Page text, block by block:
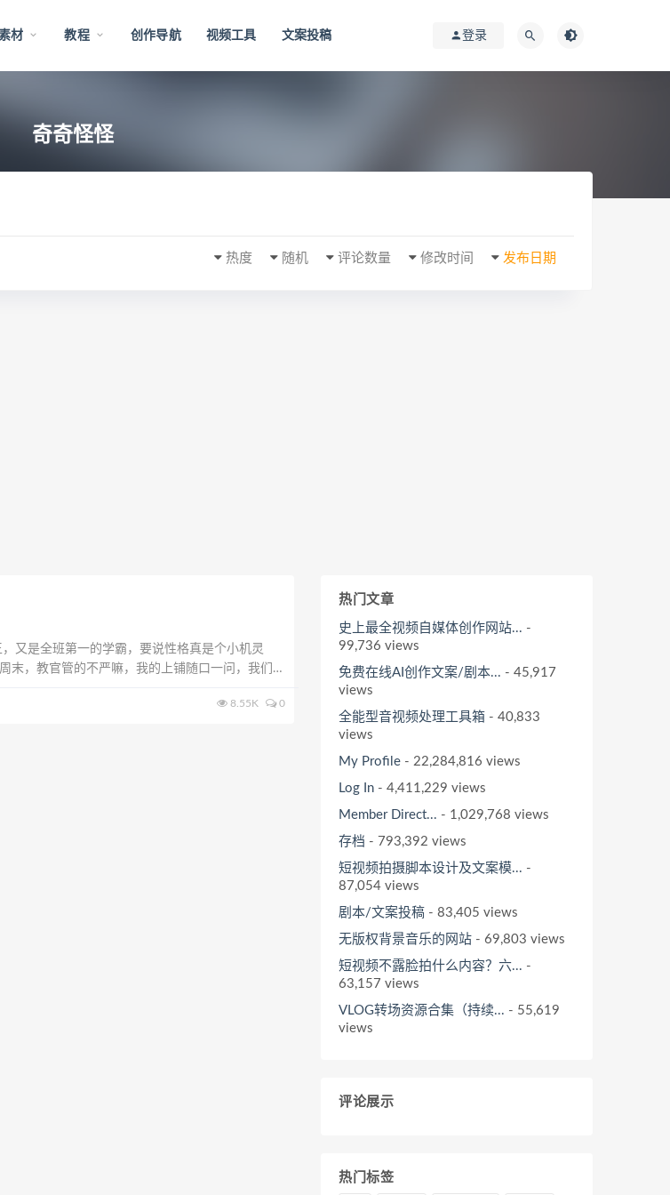
材 教程 创作导航 视频工具 文案投稿 登录
奇奇怪怪
发布日期
修改时间
评论数量
随机
热度
又是全班第一的学霸，要说性格真是个小机灵
末，教官管的不严嘛，我的上铺随口一问，我们要
不应该在刷题嘛！不...
8.55K 0
热门文章
史上最全视频自媒体创作网站... -
99,736 views
免费在线AI创作文案/剧本... - 45,917
views
全能型音视频处理工具箱 - 40,833
views
My Profile - 22,284,816 views
Log In - 4,411,229 views
Member Direct... - 1,029,768 views
存档 - 793,392 views
短视频拍摄脚本设计及文案模... -
87,054 views
剧本/文案投稿 - 83,405 views
无版权背景音乐的网站 - 69,803 views
短视频不露脸拍什么内容？六... -
63,157 views
VLOG转场资源合集（持续... - 55,619
views
评论展示
热门标签